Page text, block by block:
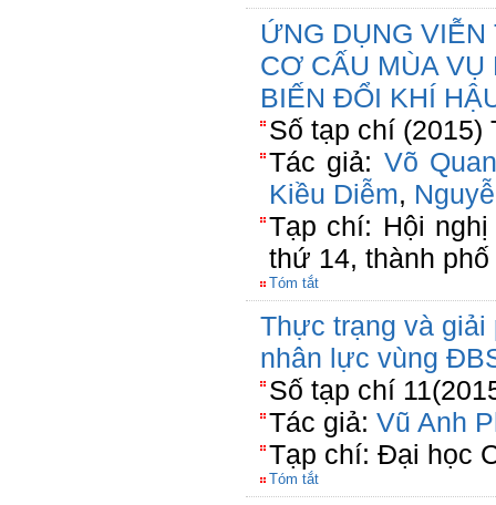
ỨNG DỤNG VIỄN
CƠ CẤU MÙA
BIẾN ĐỔI KHÍ
Số tạp chí (2015)
Tác giả: Võ
Kiều Diễm,
Tạp chí: Hội
thứ 14, thành
Tóm tắt
Thực trạng và giải
nhân lực vùng
Số tạp chí
Tác giả: Vũ Anh
Tạp chí: Đại học
Tóm tắt